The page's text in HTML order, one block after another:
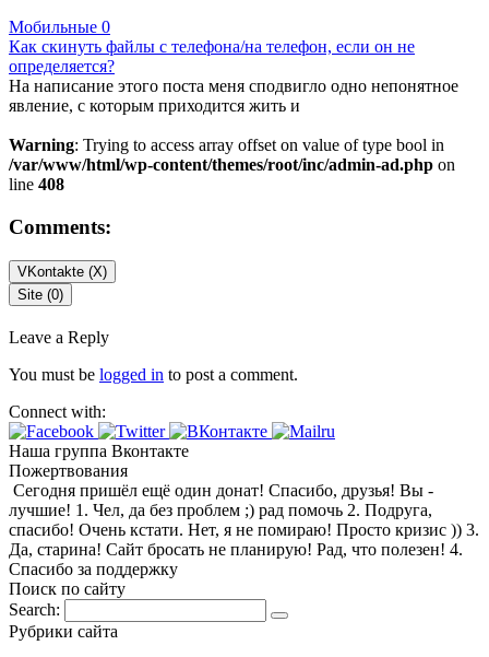
Мобильные 0
Как скинуть файлы с телефона/на телефон, если он не
определяется?
На написание этого поста меня сподвигло одно непонятное
явление, с которым приходится жить и
Warning: Trying to access array offset on value of type bool in
/var/www/html/wp-content/themes/root/inc/admin-ad.php on
line 408
Comments:
VKontakte (X)
Site (0)
Leave a Reply
You must be logged in to post a comment.
Connect with:
Наша группа Вконтакте
Пожертвования
Сегодня пришёл ещё один донат! Спасибо, друзья! Вы -
лучшие! 1. Чел, да без проблем ;) рад помочь 2. Подруга,
спасибо! Очень кстати. Нет, я не помираю! Просто кризис )) 3.
Да, старина! Сайт бросать не планирую! Рад, что полезен! 4.
Спасибо за поддержку
Поиск по сайту
Search:
Рубрики сайта